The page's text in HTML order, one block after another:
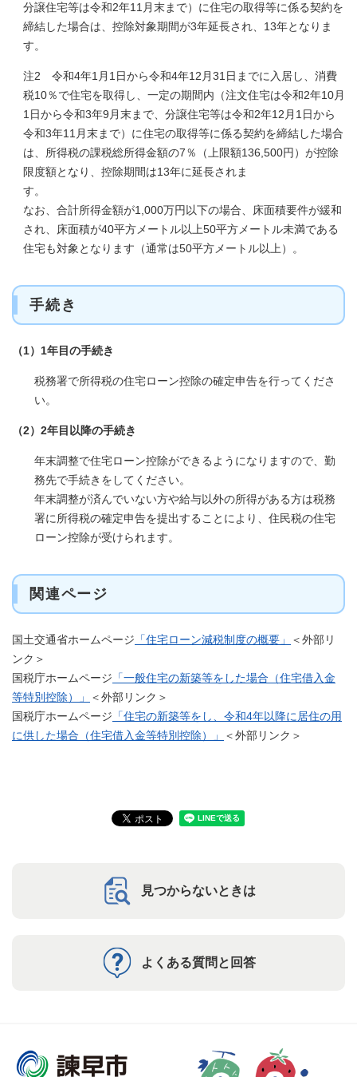
分譲住宅等は令和2年11月末まで）に住宅の取得等に係る契約を
締結した場合は、控除対象期間が3年延長され、13年となりま
す。
注2 令和4年1月1日から令和4年12月31日までに入居し、消費
税10％で住宅を取得し、一定の期間内（注文住宅は令和2年10月
1日から令和3年9月末まで、分譲住宅等は令和2年12月1日から
令和3年11月末まで）に住宅の取得等に係る契約を締結した場合
は、所得税の課税総所得金額の7％（上限額136,500円）が控除
限度額となり、控除期間は13年に延長されま
す。
なお、合計所得金額が1,000万円以下の場合、床面積要件が緩和
され、床面積が40平方メートル以上50平方メートル未満である
住宅も対象となります（通常は50平方メートル以上）。
手続き
（1）1年目の手続き
税務署で所得税の住宅ローン控除の確定申告を行ってくださ
い。
（2）2年目以降の手続き
年末調整で住宅ローン控除ができるようになりますので、勤
務先で手続きをしてください。
年末調整が済んでいない方や給与以外の所得がある方は税務
署に所得税の確定申告を提出することにより、住民税の住宅
ローン控除が受けられます。
関連ページ
国土交通省ホームページ 「住宅ローン減税制度の概要」
＜外部リ
ンク＞
国税庁ホームページ 「一般住宅の新築等をした場合（住宅借入金
等特別控除）」
＜外部リンク＞
国税庁ホームページ 「住宅の新築等をし、令和4年以降に居住の用
に供した場合（住宅借入金等特別控除）」
＜外部リンク＞
見つからないときは
よくある質問と回答